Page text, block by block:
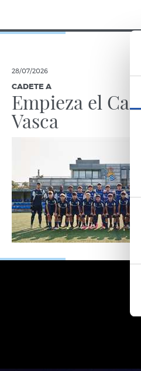
28/07/2026
CADETE A
Empieza el
Vasca